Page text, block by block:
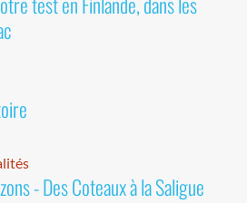
- Des Coteaux à la Saligue